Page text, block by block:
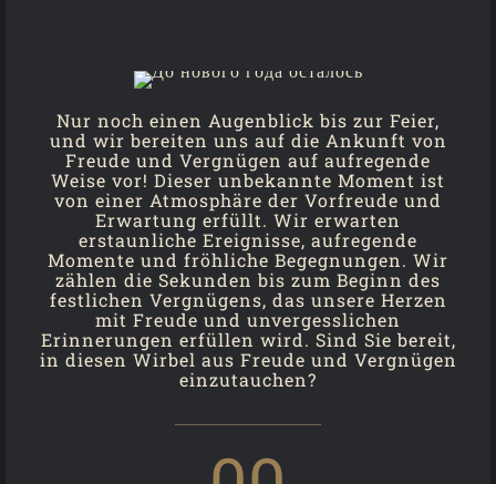
Nur noch einen Augenblick bis zur Feier,
und wir bereiten uns auf die Ankunft von
Freude und Vergnügen auf aufregende
Weise vor! Dieser unbekannte Moment ist
von einer Atmosphäre der Vorfreude und
Erwartung erfüllt. Wir erwarten
erstaunliche Ereignisse, aufregende
Momente und fröhliche Begegnungen. Wir
zählen die Sekunden bis zum Beginn des
festlichen Vergnügens, das unsere Herzen
mit Freude und unvergesslichen
Erinnerungen erfüllen wird. Sind Sie bereit,
in diesen Wirbel aus Freude und Vergnügen
einzutauchen?